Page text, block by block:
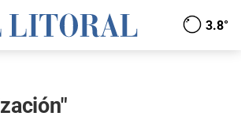
3.8°